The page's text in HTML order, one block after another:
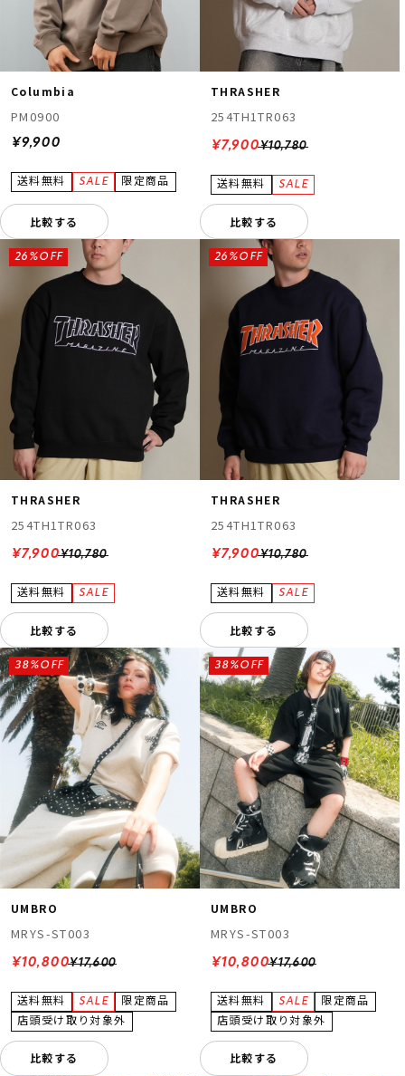
Columbia
PM0900
¥9,900
比較する
THRASHER
254TH1TR063
¥10,780
¥7,900
比較する
THRASHER
254TH1TR063
¥10,780
26%OFF
¥7,900
比較する
THRASHER
254TH1TR063
¥10,780
26%OFF
¥7,900
比較する
UMBRO
MRYS-ST003
¥17,600
38%OFF
¥10,800
比較する
UMBRO
MRYS-ST003
¥17,600
38%OFF
¥10,800
比較する